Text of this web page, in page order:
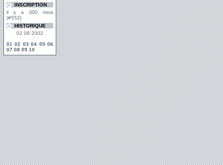
INSCRIPTION
il y a 300 mois
(#552)
HISTORIQUE
02 08 2002
01 02 03 04 05 06
07 08 09 10